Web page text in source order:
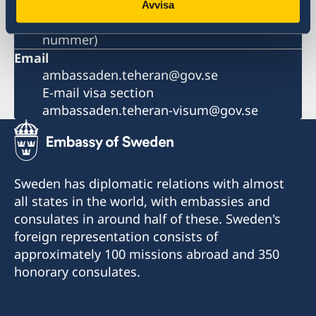
Avvisa
+98-21-222 860 21 (tillfälligt avstängt
nummer)
Email
ambassaden.teheran@gov.se
E-mail visa section
ambassaden.teheran-visum@gov.se
Sweden has diplomatic relations with almost
all states in the world, with embassies and
consulates in around half of these. Sweden's
foreign representation consists of
approximately 100 missions abroad and 350
honorary consulates.